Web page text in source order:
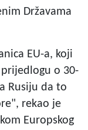
Državama
EU-a, koji
o 30-
Rusiju da to
rekao je
Europskog